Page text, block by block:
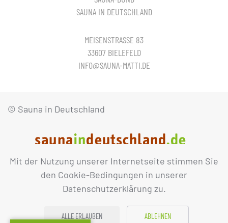
Mit der Nutzung unserer Internetseite stimmen Sie
den Cookie-Bedingungen in unserer
Datenschutzerklärung zu.
ALLE ERLAUBEN ABLEHNEN
SAUNA IN DEUTSCHLAND
MEISENSTRASSE 83
33607 BIELEFELD
INFO@SAUNA-MATTI.DE
© Sauna in Deutschland
IMPRESSUM DATENSCHUTZ